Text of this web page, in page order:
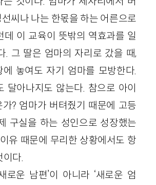
씨나 나는 한몫을 하는 어른으로
데 이 교육이 뜻밖의 역효과를 일
. 그 딸은 엄마의 자리로 갔을 때,
에 놓여도 자기 엄마를 모방한다.
달아나지도 않는다. 참으로 아이
? 엄마가 버텨줬기 때문에 고등
구실을 하는 성인으로 성장했는
유 때문에 무리한 상황에서도 항
이다.
로운 남편’이 아니라 ‘새로운 엄